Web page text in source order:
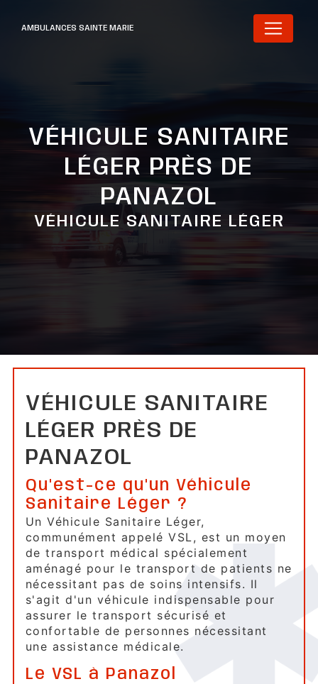
AMBULANCES SAINTE MARIE
VÉHICULE SANITAIRE
LÉGER PRÈS DE
PANAZOL
VÉHICULE SANITAIRE LÉGER
VÉHICULE SANITAIRE
LÉGER PRÈS DE
PANAZOL
Qu'est-ce qu'un Véhicule
Sanitaire Léger ?
Un Véhicule Sanitaire Léger,
communément appelé VSL, est un moyen
de transport médical spécialement
aménagé pour le transport de patients ne
nécessitant pas de soins intensifs. Il
s'agit d'un véhicule indispensable pour
assurer le transport sécurisé et
confortable de personnes nécessitant
une assistance médicale.
Le VSL à Panazol